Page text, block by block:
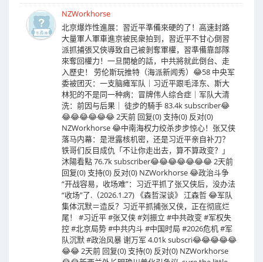
NZWorkhorse
北京爆炸性進展：習近平準備來硬的了！高速封路
大量軍人軍車進京被民衆拍到，習近平不甘心倒習
派抓捕張又俠導致自己被剝奪軍權，習準備靠部隊
來奪回權力！一旦開槍的話，中共將就此倒台、走
入歷史！ 劳伦斯玩推特（海派新闻秀）😂58 中央军
委被团灭：一支脑瘫军队｜习近平跟毛泽东、斯大
林犯的不是同一种病：冒牌伟人综合症｜军队大清
洗：前因与后果｜ 徒步的騎手 83.4k subscriber😂
😂😂😂😂😂😂 2天前 回复(0) 支持(0) 反对(0)
NZWorkhorse 😂中南海权力绞杀步步惊心！张又侠
落马内幕：是泄露核机密，还是习近平亲自补刀？
铁哥们反目成仇「不让你走出去，算不算政变？」
沐陽看點 76.7k subscriber😂😂😂😂😂😂😂 2天前
回复(0) 支持(0) 反对(0) NZWorkhorse 😂政治斗争
“开战容易，收场难”：习近平抓了张又侠后，没办法
“收场”了.（2026.1.27) 《森哲深谈》 江森哲 😂军队
集体沉默＝造反？习近平抓捕张又侠，正在彻底烂
尾！ #习近平 #张又侠 #刘振立 #中共政变 #军权失
控 #北京局势 #中共内斗 #中国时局 #2026危机 #军
队沉默 #政治风暴 谢万军 4.01k subscri😂😂😂😂😂
😂😂 2天前 回复(0) 支持(0) 反对(0) NZWorkhorse